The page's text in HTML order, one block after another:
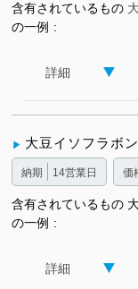
含有されているもの
の一例
詳細
大豆イソフラボ
納期 14営業日 価
含有されているもの
の一例
詳細